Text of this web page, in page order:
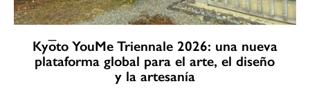
Kyōto YouMe Triennale 2026: una nueva
plataforma global para el arte, el diseño
y la artesanía